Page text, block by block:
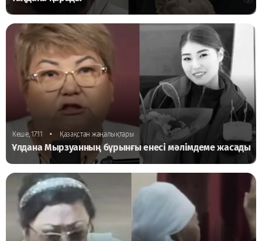
Кеше, 17:11 • Қазақстан жаңалықтары
Ұлдана Мырзуанның бұрынғы енесі мәлімдеме жасады